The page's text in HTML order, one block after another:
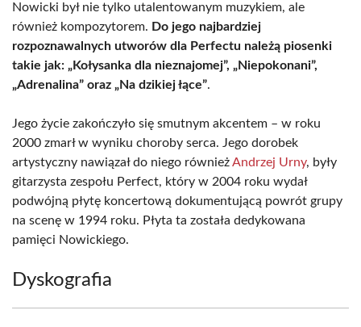
Nowicki był nie tylko utalentowanym muzykiem, ale
również kompozytorem. Do jego najbardziej
rozpoznawalnych utworów dla Perfectu należą piosenki
takie jak: „Kołysanka dla nieznajomej”, „Niepokonani”,
„Adrenalina” oraz „Na dzikiej łące”.
Jego życie zakończyło się smutnym akcentem – w roku
2000 zmarł w wyniku choroby serca. Jego dorobek
artystyczny nawiązał do niego równieżAndrzej Urny, były
gitarzysta zespołu Perfect, który w 2004 roku wydał
podwójną płytę koncertową dokumentującą powrót grupy
na scenę w 1994 roku. Płyta ta została dedykowana
pamięci Nowickiego.
Dyskografia